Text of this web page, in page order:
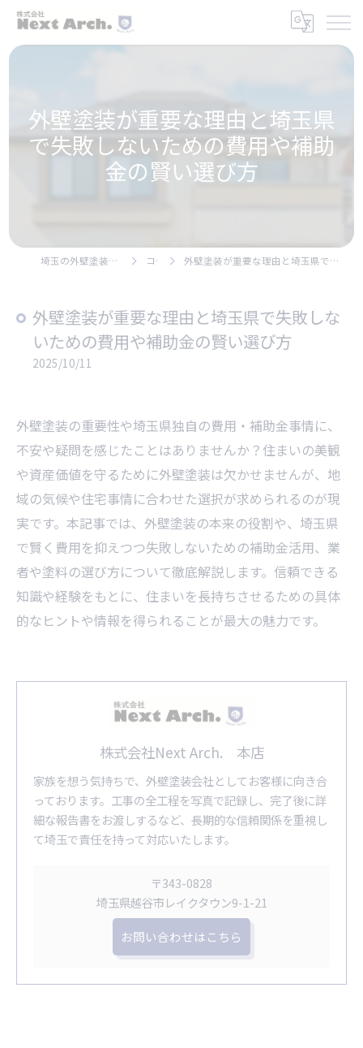
外壁塗装が重要な理由と埼玉県
で失敗しないための費用や補助
金の賢い選び方
埼玉の外壁塗装なら株式会社Next Arch. コラム 外壁塗装が重要な理由と埼玉県で失敗しないための費用や補助金の賢い選び方
外壁塗装が重要な理由と埼玉県で失敗しな
いための費用や補助金の賢い選び方
2025/10/11
外壁塗装の重要性や埼玉県独自の費用・補助金事情に、
不安や疑問を感じたことはありませんか？住まいの美観
や資産価値を守るために外壁塗装は欠かせませんが、地
域の気候や住宅事情に合わせた選択が求められるのが現
実です。本記事では、外壁塗装の本来の役割や、埼玉県
で賢く費用を抑えつつ失敗しないための補助金活用、業
者や塗料の選び方について徹底解説します。信頼できる
知識や経験をもとに、住まいを長持ちさせるための具体
的なヒントや情報を得られることが最大の魅力です。
株式会社Next Arch. 本店
家族を想う気持ちで、外壁塗装会社としてお客様に向き合
っております。工事の全工程を写真で記録し、完了後に詳
細な報告書をお渡しするなど、長期的な信頼関係を重視し
て埼玉で責任を持って対応いたします。
〒343-0828
埼玉県越谷市レイクタウン9-1-21
お問い合わせはこちら